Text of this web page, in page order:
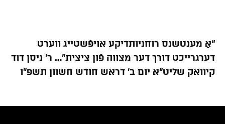
“אַ מענטשנס רוחניותדיקע אויפֿשטייג ווערט
דערגרייכט דורך דער מצווה פֿון ציצית”… ר’ ניסן דוד
קיוואק שליט”א יום ב’ דראש חודש חשוון תשפ”ו